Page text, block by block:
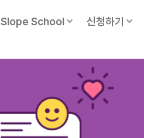
Slope School 신청하기